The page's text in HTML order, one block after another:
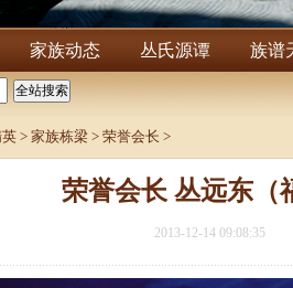
家族动态 丛氏源谭 族谱
> 家族栋梁 > 荣誉会长 >
荣誉会长 丛远东（
2013-12-14 09:08:35